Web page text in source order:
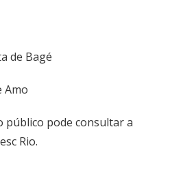
de Bagé
Amo
público pode consultar a
Rio.